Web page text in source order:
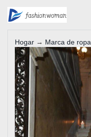
Hogar → Marca de ropa